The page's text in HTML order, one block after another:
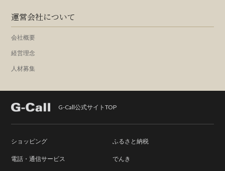
運営会社について
会社概要
経営理念
人材募集
G-Call公式サイトTOP
ショッピング ふるさと納税
電話・通信サービス でんき